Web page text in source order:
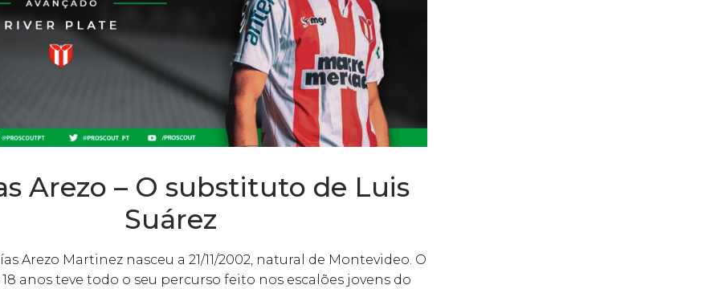
Arezo – O substituto de Luis
Suárez
Arezo Martinez nasceu a 21/11/2002, natural de Montevideo. O
anos teve todo o seu percurso feito nos escalões jovens do